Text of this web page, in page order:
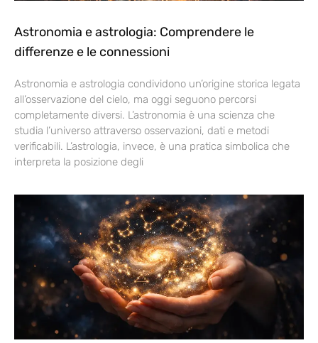
Astronomia e astrologia: Comprendere le
differenze e le connessioni
Astronomia e astrologia condividono un’origine storica legata
all’osservazione del cielo, ma oggi seguono percorsi
completamente diversi. L’astronomia è una scienza che
studia l’universo attraverso osservazioni, dati e metodi
verificabili. L’astrologia, invece, è una pratica simbolica che
interpreta la posizione degli